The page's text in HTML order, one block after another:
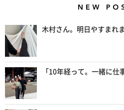
木村さん。明日やすまれ
「10年経って。一緒に仕